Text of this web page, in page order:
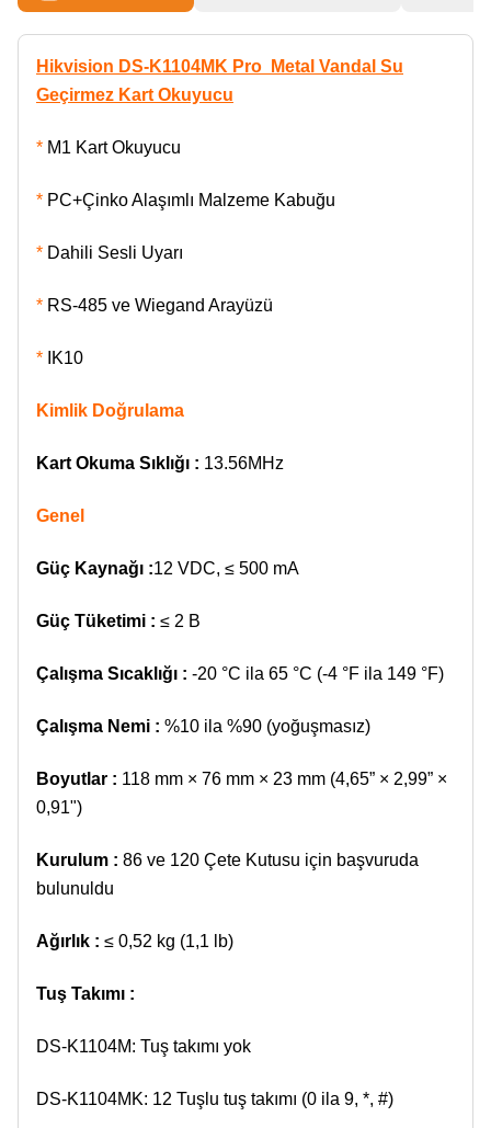
Hikvision DS-K1104MK Pro Metal Vandal Su
Geçirmez Kart Okuyucu
* M1 Kart Okuyucu
* PC+Çinko Alaşımlı Malzeme Kabuğu
* Dahili Sesli Uyarı
* RS-485 ve Wiegand Arayüzü
* IK10
Kimlik Doğrulama
Kart Okuma Sıklığı : 13.56MHz
Genel
Güç Kaynağı :12 VDC, ≤ 500 mA
Güç Tüketimi : ≤ 2 B
Çalışma Sıcaklığı : -20 °C ila 65 °C (-4 °F ila 149 °F)
Çalışma Nemi : %10 ila %90 (yoğuşmasız)
Boyutlar : 118 mm × 76 mm × 23 mm (4,65” × 2,99” ×
0,91")
Kurulum : 86 ve 120 Çete Kutusu için başvuruda
bulunuldu
Ağırlık : ≤ 0,52 kg (1,1 lb)
Tuş Takımı :
DS-K1104M: Tuş takımı yok
DS-K1104MK: 12 Tuşlu tuş takımı (0 ila 9, *, #)